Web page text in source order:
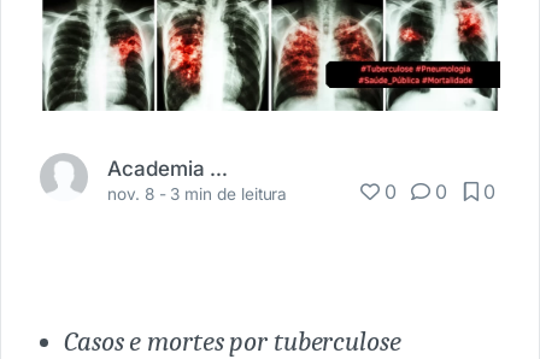
Academia Médica
nov. 8 - 3 min de leitura 0 0 0
Casos e mortes por tuberculose